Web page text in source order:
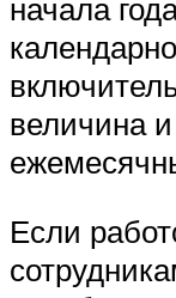
начала
величина
Если